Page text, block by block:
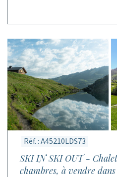
Réf. : A45210LDS73
SKI IN SKI OUT -
chambres, à vendre